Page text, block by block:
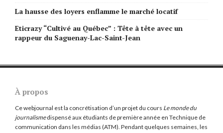
La hausse des loyers enflamme le marché locatif
Eticrazy “Cultivé au Québec” : Tête à tête avec un
rappeur du Saguenay-Lac-Saint-Jean
À propos
Ce webjournal est la concrétisation d’un projet du cours Le monde du
journalismedispensé aux étudiants de première année en Technique de
communication dans les médias (ATM). Pendant quelques semaines, les